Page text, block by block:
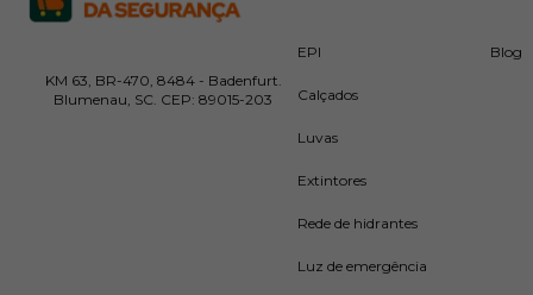
KM 63, BR-470, 8484 - Badenfurt.
Blumenau, SC. CEP: 89015-203
EPI
Calçados
Luvas
Extintores
Rede de hidrantes
Luz de emergência
Blog